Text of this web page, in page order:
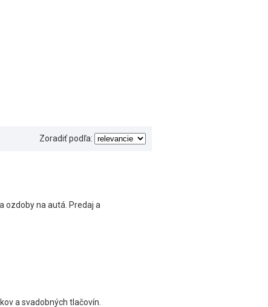
Zoradiť podľa:
ozdoby na autá. Predaj a
a svadobných tlačovín.